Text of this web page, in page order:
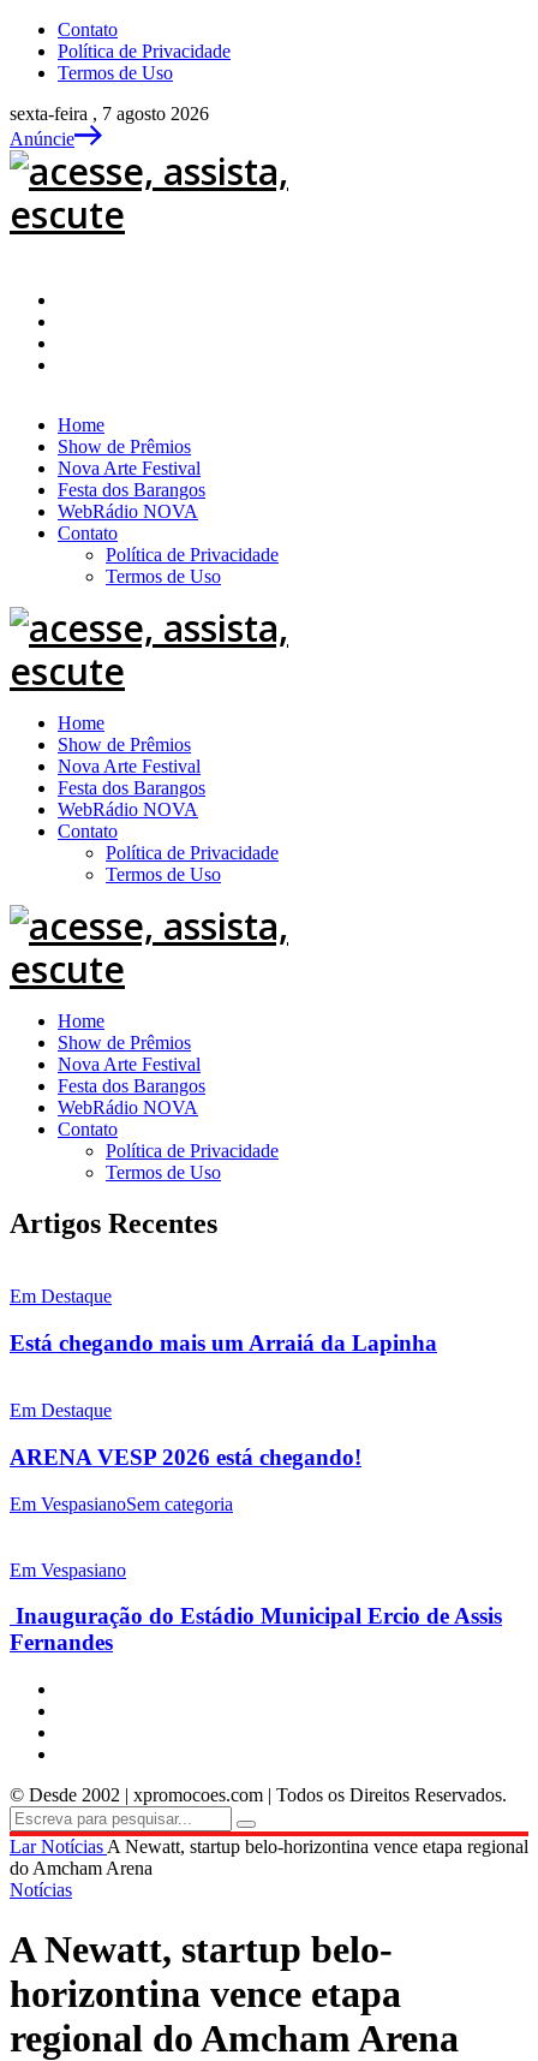
Contato
Política de Privacidade
Termos de Uso
sexta-feira , 7 agosto 2026
Anúncie
Home
Show de Prêmios
Nova Arte Festival
Festa dos Barangos
WebRádio NOVA
Contato
Política de Privacidade
Termos de Uso
Home
Show de Prêmios
Nova Arte Festival
Festa dos Barangos
WebRádio NOVA
Contato
Política de Privacidade
Termos de Uso
Home
Show de Prêmios
Nova Arte Festival
Festa dos Barangos
WebRádio NOVA
Contato
Política de Privacidade
Termos de Uso
Artigos Recentes
Em Destaque
Está chegando mais um Arraiá da Lapinha
Em Destaque
ARENA VESP 2026 está chegando!
Em VespasianoSem categoria
Em Vespasiano
Inauguração do Estádio Municipal Ercio de Assis
Fernandes
© Desde 2002 | xpromocoes.com | Todos os Direitos Reservados.
LarNotícias A Newatt, startup belo-horizontina vence etapa regional
do Amcham Arena
Notícias
A Newatt, startup belo-
horizontina vence etapa
regional do Amcham Arena